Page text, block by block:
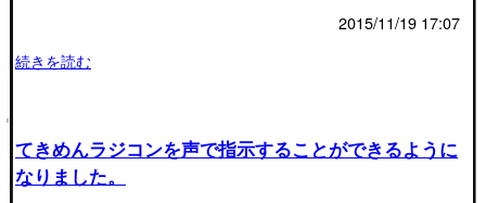
2015/11/19 17:07
続きを読む
てきめんラジコンを声で指示することができるように
なりました。